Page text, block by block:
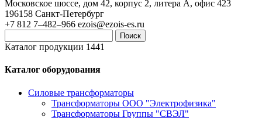
Московское шоссе, дом 42, корпус 2, литера А, офис 423
196158 Санкт-Петербург
+7 812 7–482–966 ezois@ezois-es.ru
Поиск
Каталог продукции 1441
Каталог оборудования
Силовые трансформаторы
Трансформаторы ООО "Электрофизика"
Трансформаторы Группы "СВЭЛ"